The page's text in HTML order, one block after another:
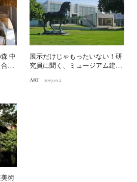
中
い
展示だけじゃもったいない！研
究員に聞く、ミュージアム建築
ART 2019.10.2
美術